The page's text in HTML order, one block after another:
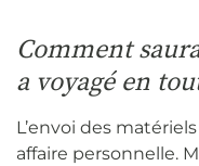
Comment
a voyagé en
L’envoi des
affaire personnelle.